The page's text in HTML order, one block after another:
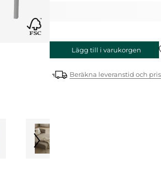
Lägg till i varukorgen
Beräkna leveranstid och pris